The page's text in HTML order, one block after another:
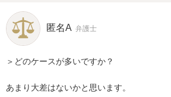
匿名A 弁護士
＞どのケースが多いですか？
あまり大差はないかと思います。